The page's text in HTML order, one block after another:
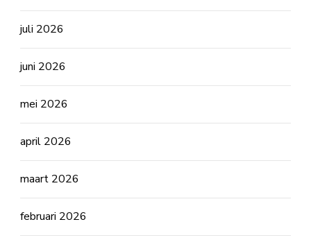
juli 2026
juni 2026
mei 2026
april 2026
maart 2026
februari 2026